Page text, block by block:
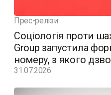
Прес-релізи
Соціологія проти
Group запустила
номеру, з якого
31.07.2026